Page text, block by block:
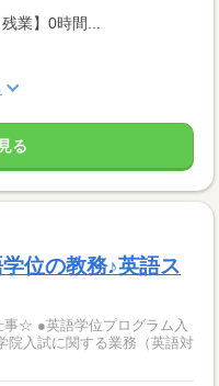
業】0時間...
る
位の教務♪英語ス
事☆ ●英語学位プログラム入
院入試に関する業務（英語対